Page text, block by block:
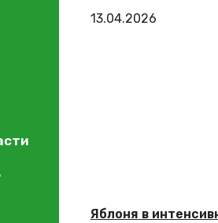
13.04.2026
Яблоня в